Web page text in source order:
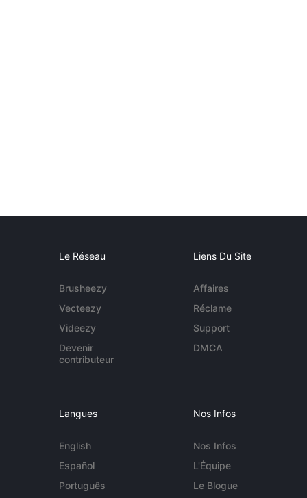
Le Réseau
Brusheezy
Vecteezy
Videezy
Devenir
contributeur
Liens Du Site
Affaires
Réclame
Support
DMCA
Langues
English
Español
Português
Nos Infos
Nos Infos
L'Équipe
Le Blogue